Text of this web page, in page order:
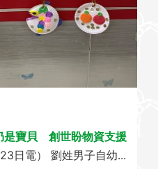
是寶貝 創世盼物資支援
日電） 劉姓男子自幼...